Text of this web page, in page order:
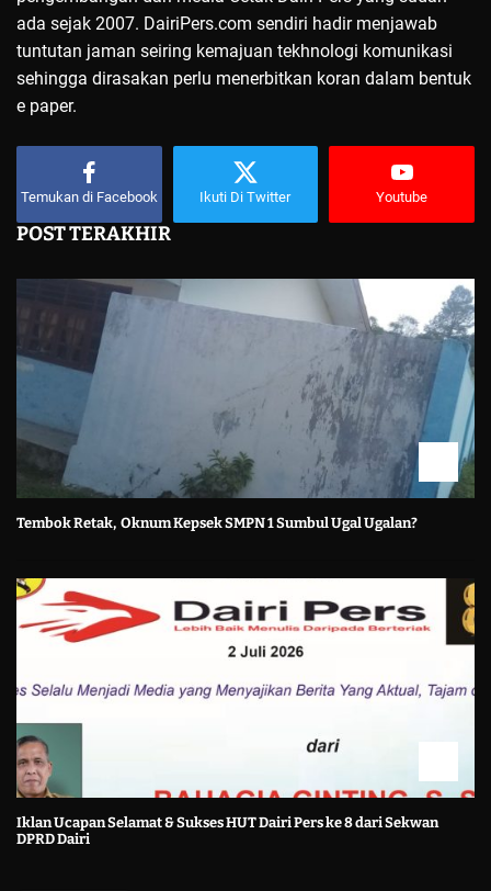
ada sejak 2007. DairiPers.com sendiri hadir menjawab
tuntutan jaman seiring kemajuan tekhnologi komunikasi
sehingga dirasakan perlu menerbitkan koran dalam bentuk
e paper.
Temukan di Facebook Ikuti Di Twitter Youtube
POST TERAKHIR
Tembok Retak, Oknum Kepsek SMPN 1 Sumbul Ugal Ugalan?
Iklan Ucapan Selamat & Sukses HUT Dairi Pers ke 8 dari Sekwan
DPRD Dairi